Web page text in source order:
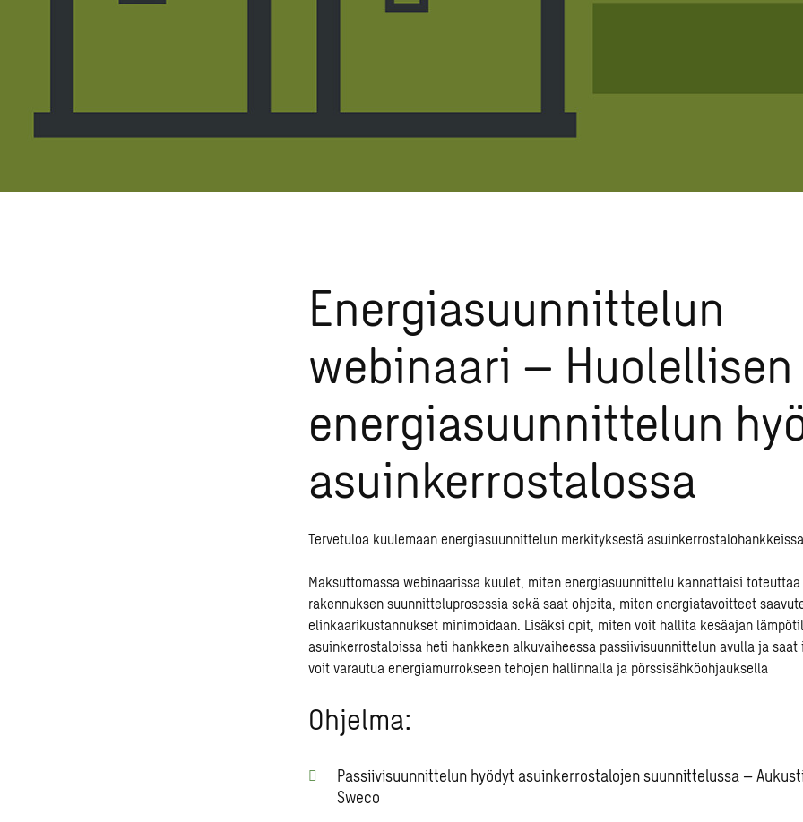
Energiasuunnittelun
webinaari – Huolellisen
energiasuunnittelun
asuinkerrostalossa
Tervetuloa kuulemaan energiasuunnittelun merkityksestä
Maksuttomassa webinaarissa kuulet, miten energiasuunnittelu kannattaisi toteuttaa
rakennuksen suunnitteluprosessia sekä saat ohjeita, miten energiatavoitteet
elinkaarikustannukset minimoidaan. Lisäksi opit, miten voit hallita kesäajan
asuinkerrostaloissa heti hankkeen alkuvaiheessa passiivisuunnittelun avulla ja
voit varautua energiamurrokseen tehojen hallinnalla ja pörssisähköohjauksella
Ohjelma:
Passiivisuunnittelun hyödyt asuinkerrostalojen suunnittelussa –
Sweco